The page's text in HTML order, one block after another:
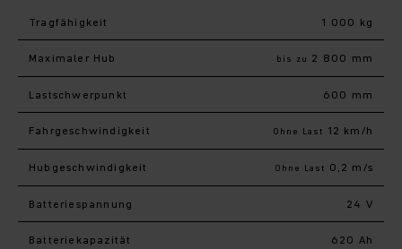
Tragfähigkeit 1 000 kg
Maximaler Hub bis zu 2 800 mm
Last­schwerpunkt 600 mm
Fahr­geschwindigkeit Ohne Last 12 km/h
Hub­geschwindigkeit Ohne Last 0,2 m/s
Batteriespannung 24 V
Batteriekapazität 620 Ah